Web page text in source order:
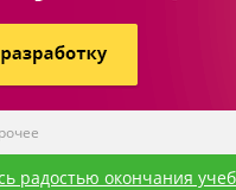
радостью окончания